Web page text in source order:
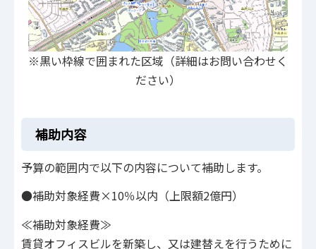
※黒い枠線で囲まれた区域（詳細はお問い合わせく
ださい）
補助内容
予算の範囲内で以下の内容について補助します。
●補助対象経費×10％以内（上限額2億円）
≪補助対象経費≫
賃貸オフィスビルを新築し、又は建替えを行うために